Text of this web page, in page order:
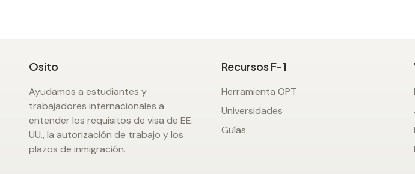
Osito
Ayudamos a estudiantes y
trabajadores internacionales a
entender los requisitos de visa de EE.
UU., la autorización de trabajo y los
plazos de inmigración.
Recursos F-1
Herramienta OPT
Universidades
Guías